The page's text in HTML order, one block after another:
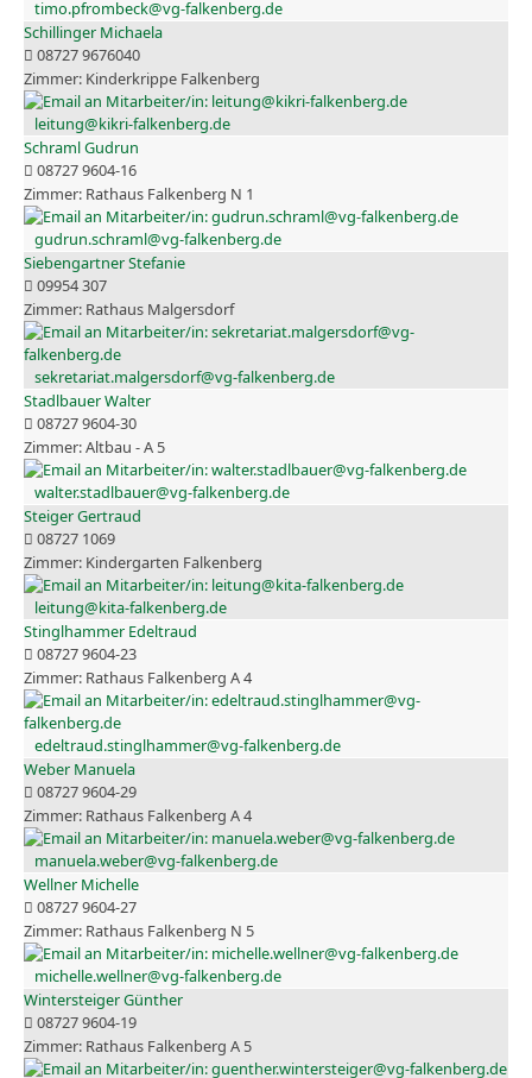
timo.pfrombeck@vg-falkenberg.de
Schillinger Michaela
08727 9676040
Kinderkrippe Falkenberg
leitung@kikri-falkenberg.de
Schraml Gudrun
08727 9604-16
Rathaus Falkenberg N 1
gudrun.schraml@vg-falkenberg.de
Siebengartner Stefanie
09954 307
Rathaus Malgersdorf
sekretariat.malgersdorf@vg-falkenberg.de
Stadlbauer Walter
08727 9604-30
Altbau - A 5
walter.stadlbauer@vg-falkenberg.de
Steiger Gertraud
08727 1069
Kindergarten Falkenberg
leitung@kita-falkenberg.de
Stinglhammer Edeltraud
08727 9604-23
Rathaus Falkenberg A 4
edeltraud.stinglhammer@vg-falkenberg.de
Weber Manuela
08727 9604-29
Rathaus Falkenberg A 4
manuela.weber@vg-falkenberg.de
Wellner Michelle
08727 9604-27
Rathaus Falkenberg N 5
michelle.wellner@vg-falkenberg.de
Wintersteiger Günther
08727 9604-19
Rathaus Falkenberg A 5